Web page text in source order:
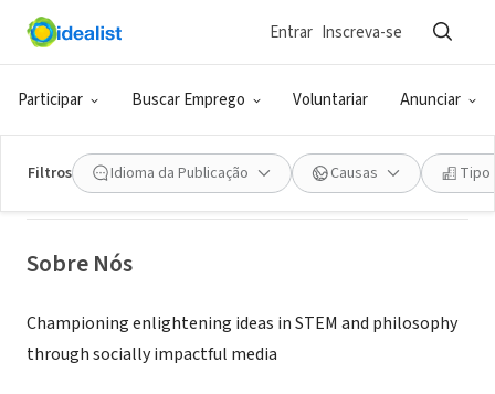
Participar Buscar Emprego Voluntariar Anunciar
Entrar Inscreva-se
Filtros Idioma da Publicação Causas Tipo
Working Fires Foundation
Grand Island, NY|www.workingfires.org/
Sobre Nós
Championing enlightening ideas in STEM and philosophy
through socially impactful media